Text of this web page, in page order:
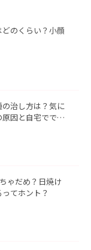
のくらい？小顔
の治し方は？気に
因と自宅ででき
ゃだめ？日焼け
てホント？